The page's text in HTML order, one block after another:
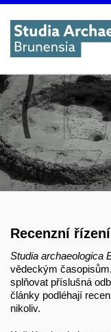
Recenzní řízení
Studia archaeologica
vědeckým
splňovat příslušná
články podléhají
nikoliv.